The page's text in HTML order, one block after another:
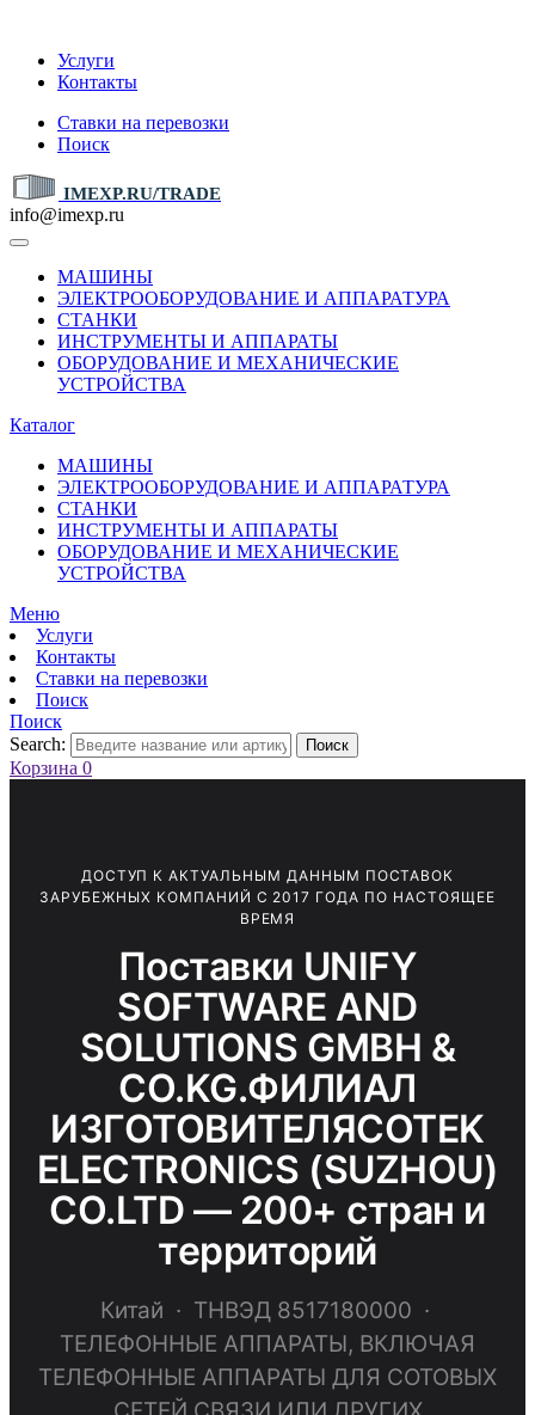
Услуги
Контакты
Ставки на перевозки
Поиск
IMEXP.RU/TRADE
info@imexp.ru
МАШИНЫ
ЭЛЕКТРООБОРУДОВАНИЕ И АППАРАТУРА
СТАНКИ
ИНСТРУМЕНТЫ И АППАРАТЫ
ОБОРУДОВАНИЕ И МЕХАНИЧЕСКИЕ
УСТРОЙСТВА
Каталог
МАШИНЫ
ЭЛЕКТРООБОРУДОВАНИЕ И АППАРАТУРА
СТАНКИ
ИНСТРУМЕНТЫ И АППАРАТЫ
ОБОРУДОВАНИЕ И МЕХАНИЧЕСКИЕ
УСТРОЙСТВА
Меню
Услуги
Контакты
Ставки на перевозки
Поиск
Поиск
Search:
Поиск
Корзина 0
ДОСТУП К АКТУАЛЬНЫМ ДАННЫМ ПОСТАВОК
ЗАРУБЕЖНЫХ КОМПАНИЙ С 2017 ГОДА ПО НАСТОЯЩЕЕ
ВРЕМЯ
Поставки UNIFY
SOFTWARE AND
SOLUTIONS GMBH &
CO.KG.ФИЛИАЛ
ИЗГОТОВИТЕЛЯCOTEK
ELECTRONICS (SUZHOU)
CO.LTD — 200+ стран и
территорий
Китай · ТНВЭД 8517180000 ·
ТЕЛЕФОННЫЕ АППАРАТЫ, ВКЛЮЧАЯ
ТЕЛЕФОННЫЕ АППАРАТЫ ДЛЯ СОТОВЫХ